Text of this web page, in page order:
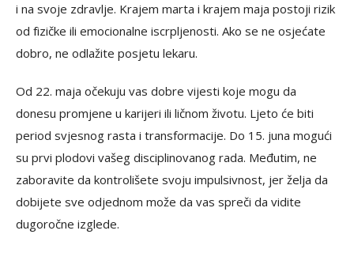
i na svoje zdravlje. Krajem marta i krajem maja postoji rizik
od fizičke ili emocionalne iscrpljenosti. Ako se ne osjećate
dobro, ne odlažite posjetu lekaru.
Od 22. maja očekuju vas dobre vijesti koje mogu da
donesu promjene u karijeri ili ličnom životu. Ljeto će biti
period svjesnog rasta i transformacije. Do 15. juna mogući
su prvi plodovi vašeg disciplinovanog rada. Međutim, ne
zaboravite da kontrolišete svoju impulsivnost, jer želja da
dobijete sve odjednom može da vas spreči da vidite
dugoročne izglede.